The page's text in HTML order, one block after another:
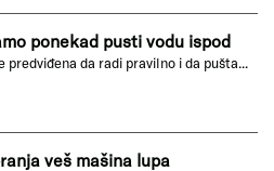
ponekad pusti vodu ispod
predviđena da radi pravilno i da pušta...
veš mašina lupa